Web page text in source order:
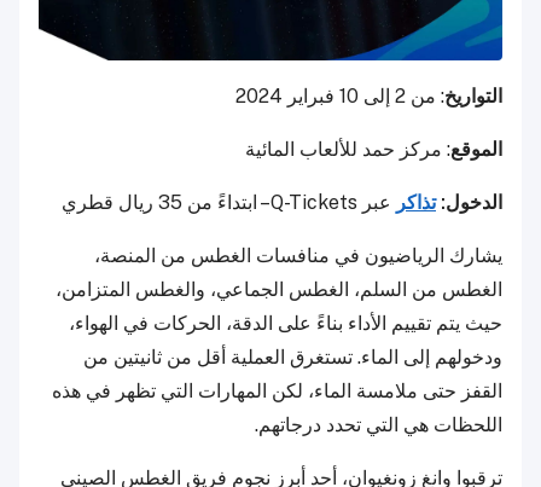
التواريخ: من 2 إلى 10 فبراير 2024
الموقع: مركز حمد للألعاب المائية
الدخول:تذاكر عبر Q-Tickets– ابتداءً من 35 ريال قطري
يشارك الرياضيون في منافسات الغطس من المنصة،
الغطس من السلم، الغطس الجماعي، والغطس المتزامن،
حيث يتم تقييم الأداء بناءً على الدقة، الحركات في الهواء،
ودخولهم إلى الماء. تستغرق العملية أقل من ثانيتين من
القفز حتى ملامسة الماء، لكن المهارات التي تظهر في هذه
اللحظات هي التي تحدد درجاتهم.
ترقبوا وانغ زونغيوان، أحد أبرز نجوم فريق الغطس الصيني